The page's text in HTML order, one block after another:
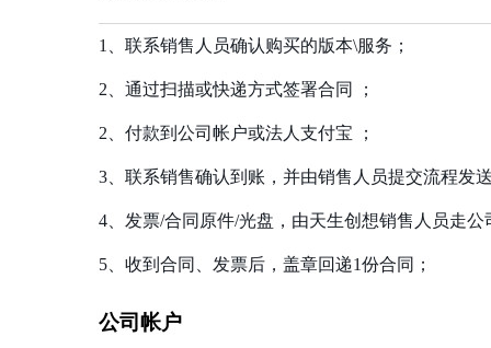
1、联系销售人员确认购买的版本\服务；
2、通过扫描或快递方式签署合同 ；
2、付款到公司帐户或法人支付宝 ；
3、联系销售确认到账，并由销售人员提交流程发
4、发票/合同原件/光盘，由天生创想销售人员走
5、收到合同、发票后，盖章回递1份合同；
公司帐户